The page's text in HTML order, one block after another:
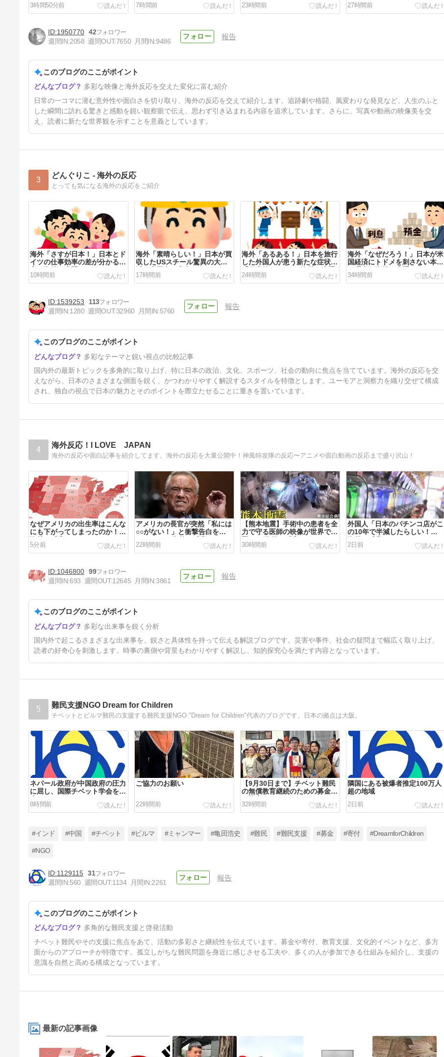
反応】
3時間50分前
陸なら山ほど見てきた」【海外
の反応】
7時間前
【海外の反応】
23時間前
るだろ」【海外の反応】
27時間前
増水した川に取り残されたアラ
イグマ、パドルボードで救助さ
外の反応】
31時間前
1950770 42
週間IN:2058 週間OUT:7650 月間IN:9486
報告
このブログのここがポイント
多彩な映像と海外反応を交えた変化に富む紹介
日常の一コマに潜む意外性や面白さを切り取り、海外の反応を交えて紹介します。追跡劇や格闘、風変わりな発見など、人生のふと
した瞬間に訪れる驚きと感動を鋭い観察眼で伝え、思わず引き込まれる内容を追求しています。さらに、写真や動画の映像美を交
え、読者に新たな世界観を示すことを意義としています。
3 どんぐりこ - 海外の反応
とっても気になる海外の反応をご紹介
海外「さすが日本！」日本とド
イツの仕事効率の差が分かる数
字に海外が大騒ぎ
10時間前
海外「素晴らしい！」日本が買
収したUSスチール驚異の大復
活に米国人が大喜び
17時間前
海外「あるある！」日本を旅行
した外国人が患う新たな症状
「日本後PTSD」に海外が大騒
ぎ
24時間前
海外「なぜだろう！」日本が米
国経済にトドメを刺さない本当
の理由に海外が大騒ぎ
34時間前
海外「さすが日本！」日本の医
療従事者の倫理観の高さに海外
2日前
1539253
113
週間IN:1280 週間OUT:32960 月間IN:5760
報告
このブログのここがポイント
多彩なテーマと鋭い視点の比較記事
国内外の最新トピックを多角的に取り上げ、特に日本の政治、文化、スポーツ、社会の動向に焦点を当てています。海外の反応を交
えながら、日本のさまざまな側面を鋭く、かつわかりやすく解説するスタイルを特徴とします。ユーモアと洞察力を織り交ぜて構成
され、独自の視点で日本の魅力とそのポイントを際立たせることに重きを置いています。
4 海外反応！I LOVE JAPAN
海外の反応や面白記事を紹介してます。海外の反応を大量公開中！神風特攻隊の反応〜アニメや面白動画の反応まで盛り沢山！
なぜアメリカの出生率はこんな
にも下がってしまったのか！？
海外の反応。
5分前
アメリカの長官が突然「私には
○○がない！」と衝撃告白をし
てしまうｗ 海外の反応。
22時間前
【熊本地震】手術中の患者を全
力で守る医師の映像が世界で話
題に！ 海外の反応。
30時間前
外国人「日本のパチンコ店がこ
の10年で半減したらしい！」
海外の反応。
2日前
外国人「日本の警官が容疑者を
射殺したらしい！」 海外の反
2日前
1046800 99
週間IN:693 週間OUT:12645 月間IN:3861
報告
このブログのここがポイント
多彩な出来事を鋭く分析
国内外で起こるさまざまな出来事を、鋭さと具体性を持って伝える解説ブログです。災害や事件、社会の疑問まで幅広く取り上げ、
読者の好奇心を刺激します。時事の裏側や背景もわかりやすく解説し、知的探究心を満たす内容となっています。
5 難民支援NGO Dream for Children
チベットとビルマ難民の支援する難民支援NGO "Dream for Children"代表のブログです。日本の拠点は大阪。
ネパール政府が中国政府の圧力
に屈し、国際チベット学会を中
8時間前
ご協力のお願い
22時間前
【9月30日まで】チベット難民
の無償教育継続のための募金に
ご協力ください！
32時間前
隣国にある被爆者推定100万人
超の地域
2日前
宗教弾圧を実施しなかったチベ
ット人の役人が中国当局に解任
#インド #中国 #チベット #ビルマ #ミャンマー #亀田浩史 #難民 #難民支援 #募金 #寄付 #DreamforChildren
#NGO
1129115 31
週間IN:560 週間OUT:1134 月間IN:2261
報告
このブログのここがポイント
多角的な難民支援と啓発活動
チベット難民やその支援に焦点をあて、活動の多彩さと継続性を伝えています。募金や寄付、教育支援、文化的イベントなど、多方
面からのアプローチが特徴です。孤立しがちな難民問題を身近に感じさせる工夫や、多くの人が参加できる仕組みを紹介し、支援の
意識を自然と高める構成となっています。
最新の記事画像